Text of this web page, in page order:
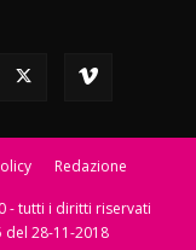
Redazione
- tutti i diritti riservati
del 28-11-2018